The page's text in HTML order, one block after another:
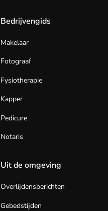
Bedrijvengids
Makelaar
Fotograaf
Fysiotherapie
Kapper
Pedicure
Notaris
Uit de omgeving
Overlijdensberichten
Gebedstijden